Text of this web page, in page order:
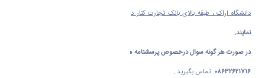
دانشگاه اراک ، طبقه بالای بانک تجارت کنار درب خروجی
نمایند.
در صورت هر گونه سوال درخصوص پرسشنامه های فوق (سلامت روان و جسم با شماره تلفن
08632621716 تماس بگیرید .